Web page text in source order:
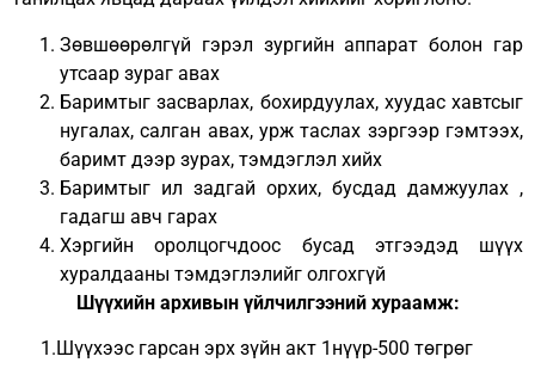
Зөвшөөрөлгүй гэрэл зургийн аппарат болон гар
утсаар зураг авах
Баримтыг засварлах, бохирдуулах, хуудас хавтсыг
нугалах, салган авах, урж таслах зэргээр гэмтээх,
баримт дээр зурах, тэмдэглэл хийх
Баримтыг ил задгай орхих, бусдад дамжуулах ,
гадагш авч гарах
Хэргийн оролцогчдоос бусад этгээдэд шүүх
хуралдааны тэмдэглэлийг олгохгүй
Шүүхийн архивын үйлчилгээний хураамж:
1.Шүүхээс гарсан эрх зүйн акт 1нүүр-500 төгрөг